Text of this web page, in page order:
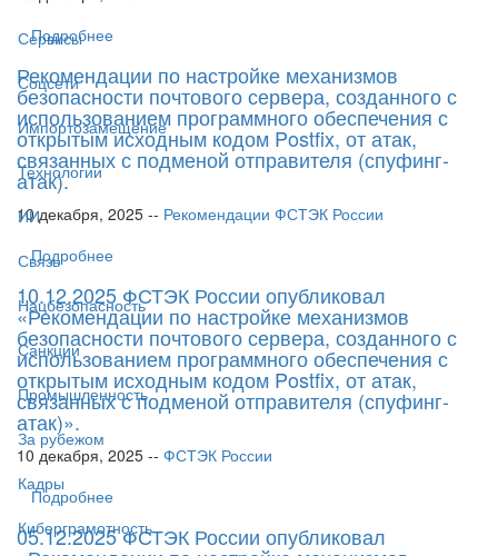
Сервисы
Соцсети
Импортозамещение
Технологии
ИИ
Связь
Нацбезопасность
Санкции
Промышленность
За рубежом
Кадры
Киберграмотность
Подробнее
Рекомендации по настройке механизмов
безопасности почтового сервера, созданного с
использованием программного обеспечения с
открытым исходным кодом Postfix, от атак,
связанных с подменой отправителя (спуфинг-
атак).
10 декабря, 2025 -- Рекомендации ФСТЭК России
Подробнее
10.12.2025 ФСТЭК России опубликовал
«Рекомендации по настройке механизмов
безопасности почтового сервера, созданного с
использованием программного обеспечения с
открытым исходным кодом Postfix, от атак,
связанных с подменой отправителя (спуфинг-
атак)».
10 декабря, 2025 -- ФСТЭК России
Подробнее
05.12.2025 ФСТЭК России опубликовал